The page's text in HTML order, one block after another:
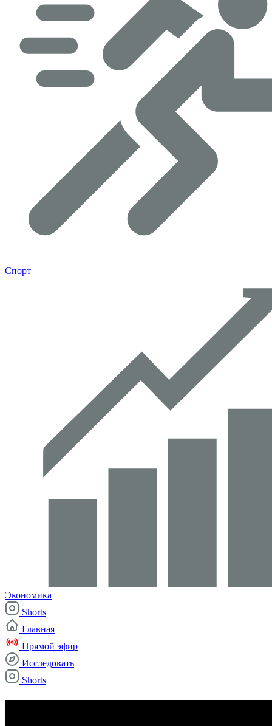
Спорт
Экономика
Shorts
Главная
Прямой эфир
Исследовать
Shorts